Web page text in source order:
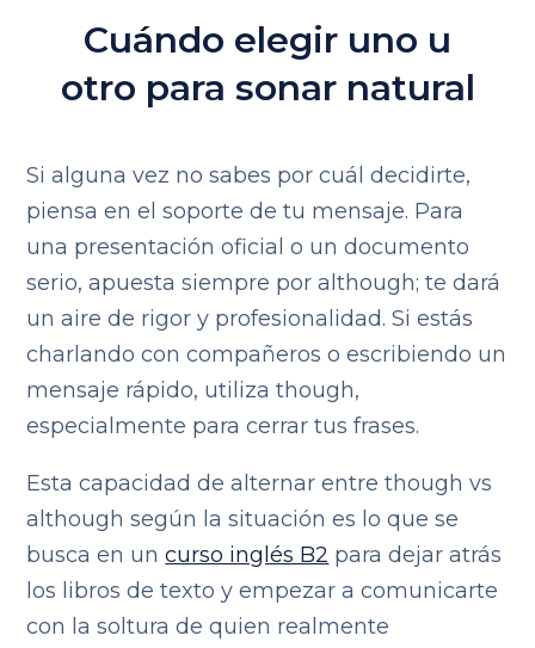
Cuándo elegir uno u
otro para sonar natural
Si alguna vez no sabes por cuál decidirte,
piensa en el soporte de tu mensaje. Para
una presentación oficial o un documento
serio, apuesta siempre por although; te dará
un aire de rigor y profesionalidad. Si estás
charlando con compañeros o escribiendo un
mensaje rápido, utiliza though,
especialmente para cerrar tus frases.
Esta capacidad de alternar entre though vs
although según la situación es lo que se
busca en uncurso inglés B2 para dejar atrás
los libros de texto y empezar a comunicarte
con la soltura de quien realmente